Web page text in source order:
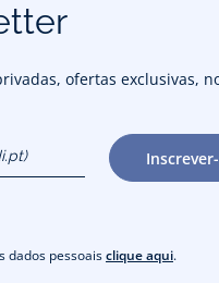
ofertas exclusivas,
dados pessoaisclique aqui.